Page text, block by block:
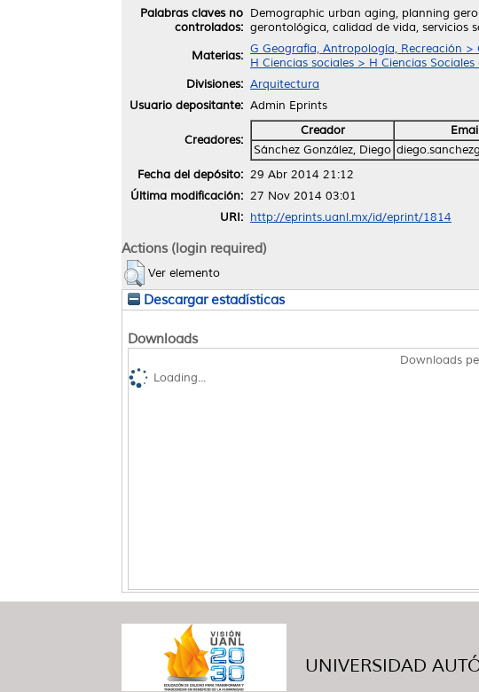
Palabras claves no
controlados:
Demographic urban aging, planning
gerontológica, calidad de vida, servicios
Materias: G Geografía, Antropología, Recreación >
H Ciencias sociales > H Ciencias Sociales
Divisiones: Arquitectura
Usuario depositante: Admin Eprints
Creadores:
Creador
Sánchez González, Diego
Fecha del depósito: 29 Abr 2014 21:12
Última modificación: 27 Nov 2014 03:01
URI: http://eprints.uanl.mx/id/eprint/1814
Actions (login required)
Ver elemento
Descargar estadísticas
Downloads
Downloads
Loading...
UNIVERSIDAD